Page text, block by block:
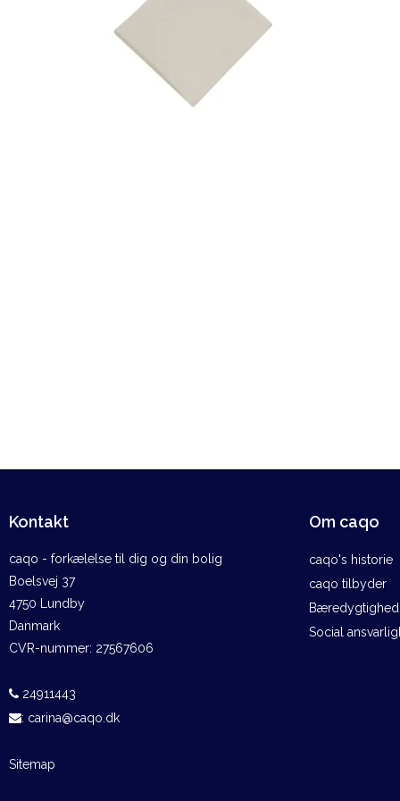
Kontakt
caqo - forkælelse til dig og din bolig
Boelsvej 37
4750 Lundby
Danmark
CVR-nummer: 27567606
24911443
: carina@caqo.dk
Sitemap
Om caqo
caqo's historie
caqo tilbyder
Social